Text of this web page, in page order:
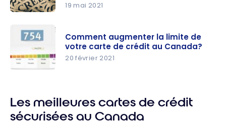
de crédit
nt-ils votre
limite de
crédit au
Canada?
augmenter
temporair
ement sa
limite de
19 mai 2021
la limite de
votre
Comment augmenter la limite de
votre carte de crédit au Canada?
20 février 2021
Les meilleures cartes de crédit
sécurisées au Canada